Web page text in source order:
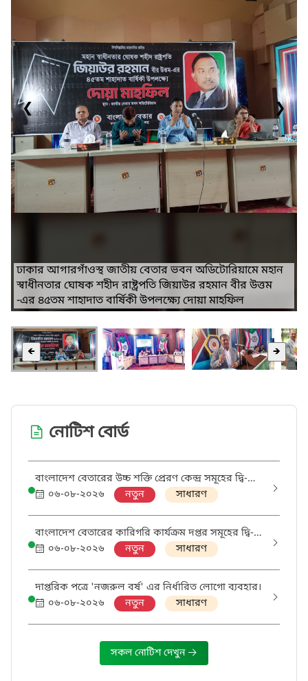
ঢাকার আগারগাঁওস্থ জাতীয় বেতার ভবন অডিটোরিয়ামে মহান
স্বাধীনতার ঘোষক শহীদ রাষ্ট্রপতি জিয়াউর রহমান বীর উত্তম
-এর ৪৫তম শাহাদাত বার্ষিকী উপলক্ষ্যে দোয়া মাহফিল
❮ ❯
🡸 🡺
নোটিশ বোর্ড
বাংলাদেশ বেতারের উচ্চ শক্তি প্রেরণ কেন্দ্র সমূহের দ্বি-
তারকাযুক্ত খাতের বিষয়ে তথ্য প্রেরণ সংক্রান্ত।
০৬-০৮-২০২৬ নতুন সাধারণ
বাংলাদেশ বেতারের কারিগরি কার্যক্রম দপ্তর সমূহের দ্বি-
তারকাযুক্ত খাতের বিষয়ে তথ্য প্রেরণ সংক্রান্ত।
০৬-০৮-২০২৬ নতুন সাধারণ
দাপ্তরিক পত্রে 'নজরুল বর্ষ' এর নির্ধারিত লোগো ব্যবহার।
০৬-০৮-২০২৬
নতুন সাধারণ
সকল নোটিশ দেখুন